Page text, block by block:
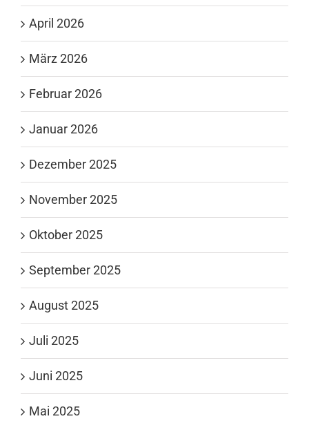
April 2026
März 2026
Februar 2026
Januar 2026
Dezember 2025
November 2025
Oktober 2025
September 2025
August 2025
Juli 2025
Juni 2025
Mai 2025